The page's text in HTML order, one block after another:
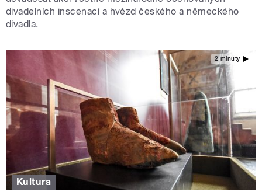
divadelních inscenací a hvězd českého a německého
divadla.
2 minuty
Kultura